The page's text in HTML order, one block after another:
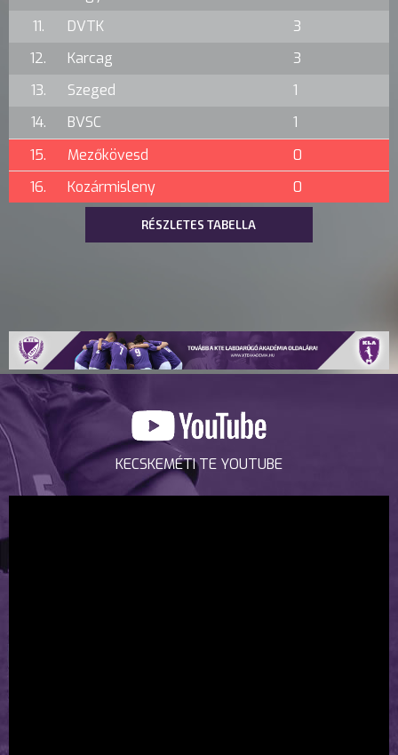
11.
DVTK
3
12.
Karcag
3
13.
Szeged
1
14.
BVSC
1
15.
Mezőkövesd
0
16.
Kozármisleny 0
RÉSZLETES TABELLA
KECSKEMÉTI TE YOUTUBE